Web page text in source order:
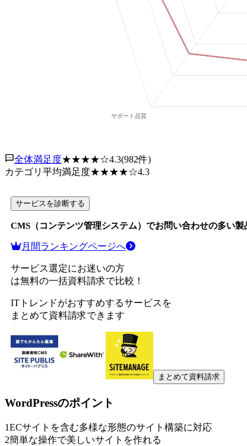
全体満足度★★★★☆4.3(982件)
カテゴリ平均満足度★★★★☆4.3
サービスを診断する
CMS（コンテンツ管理システム） でお問い合わせの多い製
月間ランキングページへ
サービス選定にお迷いの方
は無料の一括資料請求で比較！
ITトレンドがおすすめするサービスを
まとめて資料請求できます
まとめて資料請求
WordPressのポイント
1ECサイトを含む多様な形態のサイト構築に対応
2簡単な操作で美しいサイトを作れる